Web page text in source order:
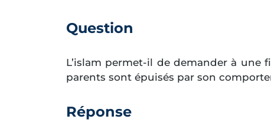
Question
L’islam permet-il de demander à une
parents sont épuisés par son
Réponse